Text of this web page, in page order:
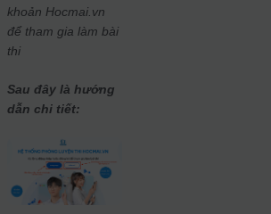
khoản Hocmai.vn
để tham gia làm bài
thi
Sau đây là hướng
dẫn chi tiết: